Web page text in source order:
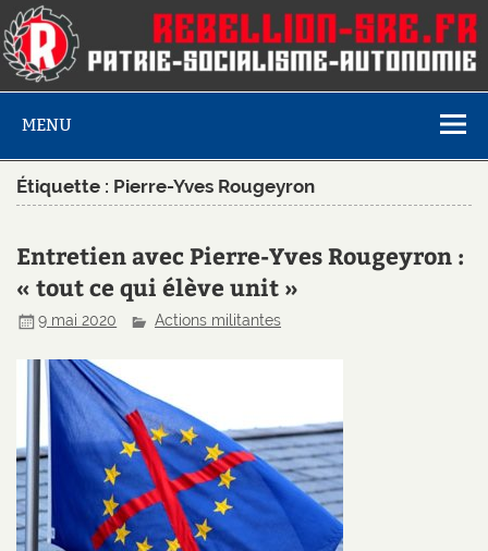
MENU
Étiquette : Pierre-Yves Rougeyron
Entretien avec Pierre-Yves Rougeyron :
« tout ce qui élève unit »
9 mai 2020 Actions militantes